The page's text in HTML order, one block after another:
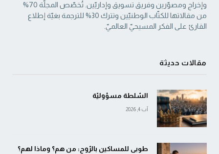
‏وإخراج ومصوّرين وفريق تسويق وإداريّين. تُخصّص المجلّة 70%
من مقالاتها للكتّاب الوطنيّين ‏وتترك 30% للترجمة بغيّة إطلاع
القارئ على الفكر المسيحيّ العالميّ.‏
مقالات حديثة
السّلطة مسؤوليّة
آب 4, 2026
طوبى للمساكين بالرّوح: من هم؟ وماذا لهم؟